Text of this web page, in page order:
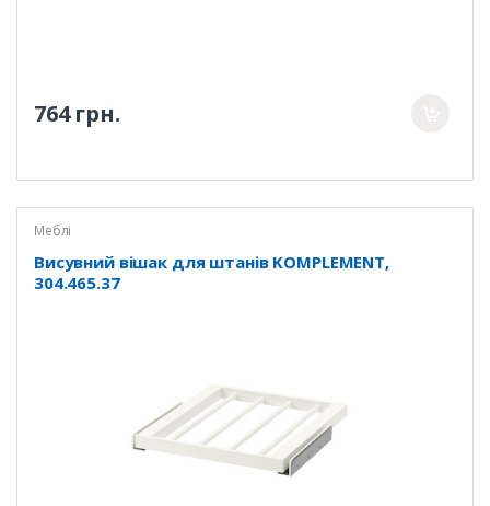
764 грн.
Меблі
Висувний вішак для штанів KOMPLEMENT,
304.465.37